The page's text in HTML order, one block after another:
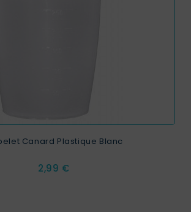
Canard Plastique Blanc
Prix
2,99 €